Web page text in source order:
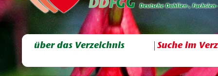
über das Verzeichnis Suche im